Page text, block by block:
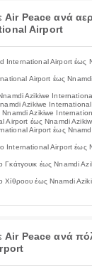
Air Peace ανά
Airport
International Airport έως
Airport έως
Azikiwe
Azikiwe
Azikiwe
Airport έως Nnamdi
Airport έως
International Airport έως
Γκάτγουικ έως Nnamdi
Χίθροου έως Nnamdi
Air Peace ανά